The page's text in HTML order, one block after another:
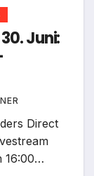
Juni:
Direct
16:00…